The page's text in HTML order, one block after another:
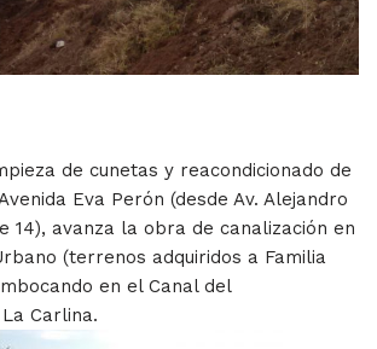
de cunetas y reacondicionado de
Eva Perón (desde Av. Alejandro
14), avanza la obra de canalización en
(terrenos adquiridos a Familia
en el Canal del
Carlina.